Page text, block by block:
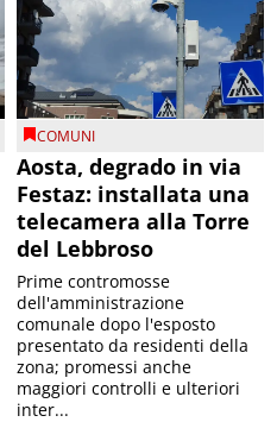
COMUNI
Aosta, degrado in via
Festaz: installata una
telecamera alla Torre
del Lebbroso
Prime contromosse
dell'amministrazione
comunale dopo l'esposto
presentato da residenti della
zona; promessi anche
maggiori controlli e ulteriori
inter...